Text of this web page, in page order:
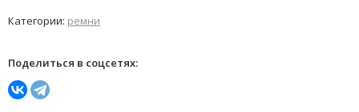
Категории: ремни
Поделиться в соцсетях: